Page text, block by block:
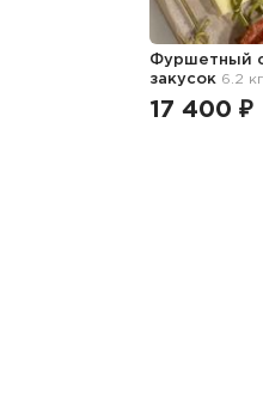
Фуршетный
закусок 6.2 кг
17 400 ₽